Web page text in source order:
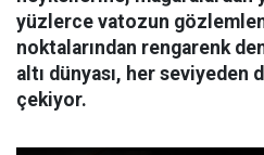
yüzlerce vatozun
noktalarından rengarenk
altı dünyası, her seviyeden
çekiyor.